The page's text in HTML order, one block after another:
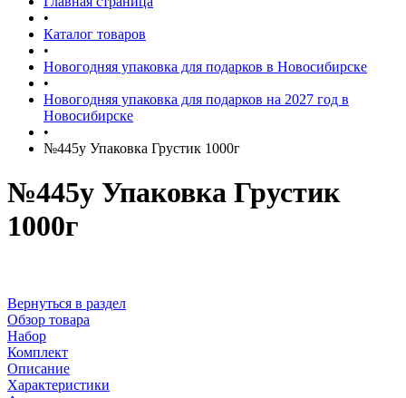
•
Каталог товаров
•
Новогодняя упаковка для подарков в Новосибирске
•
Новогодняя упаковка для подарков на 2027 год в
Новосибирске
•
№445у Упаковка Грустик 1000г
№445у Упаковка Грустик
1000г
Вернуться в раздел
Обзор товара
Набор
Комплект
Описание
Характеристики